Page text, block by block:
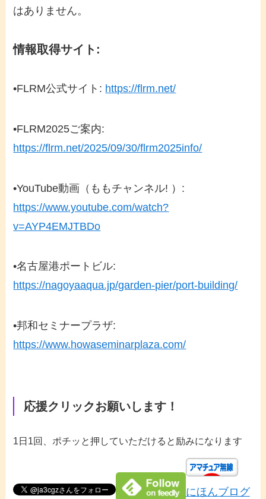
はありません。
情報取得サイト:
•FLRM公式サイト: https://flrm.net/
•FLRM2025ご案内:
https://flrm.net/2025/09/30/flrm2025info/
•YouTube動画（ももチャンネル! ）:
https://www.youtube.com/watch?
v=AYP4EMJTBDo
•名古屋港ポートビル:
https://nagoyaaqua.jp/garden-pier/port-building/
•邦和セミナープラザ:
https://www.howaseminarplaza.com/
応援クリックお願いします！
1日1回、ポチッと押していただけると励みになります
にほんブログ